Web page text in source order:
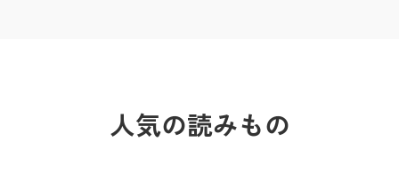
人気の読みもの